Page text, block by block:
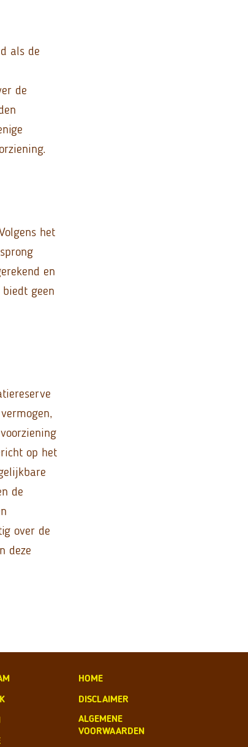
als de
de
het
en
geen
op het
de
over de
deze
HOME
DISCLAIMER
ALGEMENE
VOORWAARDEN